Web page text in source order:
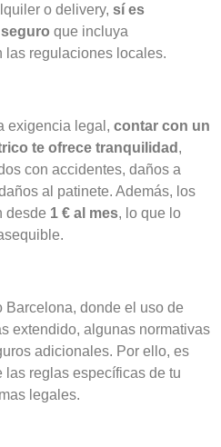
o delivery, sí es
que incluya
las regulaciones locales.
exigencia legal, contar con un
te ofrece tranquilidad ,
con accidentes, daños a
al patinete. Además, los
desde 1 € al mes, lo que lo
Barcelona, donde el uso de
extendido, algunas normativas
adicionales. Por ello, es
las reglas específicas de tu
legales.